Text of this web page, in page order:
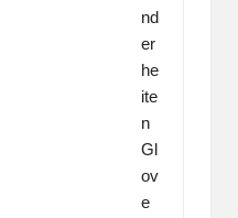
nd
er
he
ite
n
Gl
ov
e